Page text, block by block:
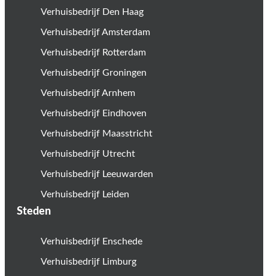
Verhuisbedrijf Den Haag
Verhuisbedrijf Amsterdam
Verhuisbedrijf Rotterdam
Verhuisbedrijf Groningen
Verhuisbedrijf Arnhem
Verhuisbedrijf Eindhoven
Verhuisbedrijf Maasstricht
Verhuisbedrijf Utrecht
Verhuisbedrijf Leeuwarden
Verhuisbedrijf Leiden
Steden
Verhuisbedrijf Enschede
Verhuisbedrijf Limburg